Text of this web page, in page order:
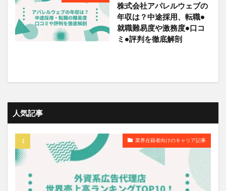
株式会社アパレルウェブの
年収は？中途採用、転職•
就職難易度や激務度•口コ
ミ•評判を徹底解剖
人気記事
業界在籍者向けのキャリア記事